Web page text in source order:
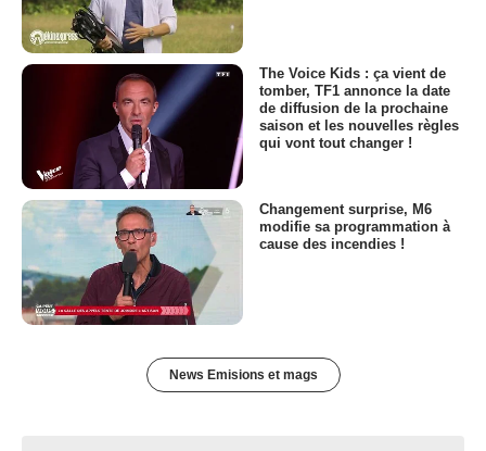
The Voice Kids : ça vient de
tomber, TF1 annonce la date
de diffusion de la prochaine
saison et les nouvelles règles
qui vont tout changer !
Changement surprise, M6
modifie sa programmation à
cause des incendies !
News Emisions et mags